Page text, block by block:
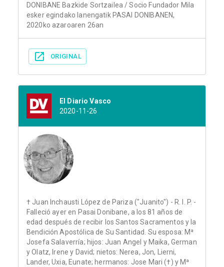
DONIBANE Bazkide Sortzailea / Socio Fundador Mila
esker egindako lanengatik PASAI DONIBANEN,
2020ko azaroaren 26an
ORIGINAL
El Diario Vasco
2020-11-26
† Juan Inchausti López de Pariza ("Juanito") - R. I. P. -
Falleció ayer en Pasai Donibane, a los 81 años de
edad después de recibir los Santos Sacramentos y la
Bendición Apostólica de Su Santidad. Su esposa: Mª
Josefa Salaverría; hijos: Juan Angel y Maika, German
y Olatz, Irene y David; nietos: Nerea, Jon, Lierni,
Lander, Uxia, Eunate; hermanos: Jose Mari (†) y Mª